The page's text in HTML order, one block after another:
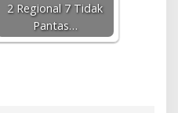
2 Regional 7 Tidak
Pantas…